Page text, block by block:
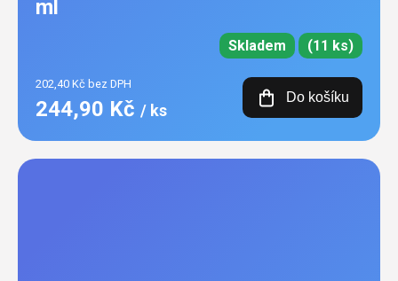
ml
Skladem (11 ks)
202,40 Kč bez DPH
244,90 Kč / ks
Do košíku